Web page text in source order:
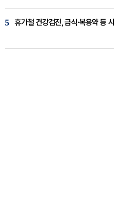
5 휴가철 건강검진, 금식·복용약 등